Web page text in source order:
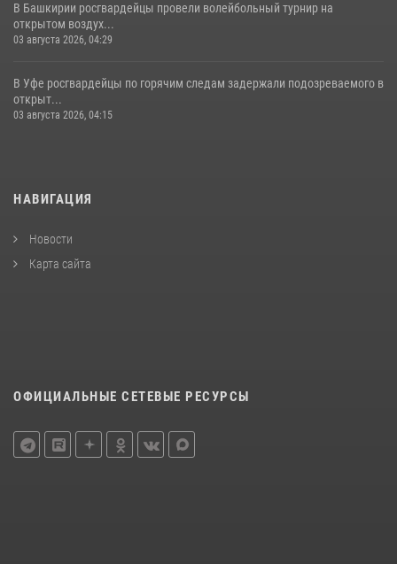
В Башкирии росгвардейцы провели волейбольный турнир на
открытом воздух...
03 августа 2026, 04:29
В Уфе росгвардейцы по горячим следам задержали подозреваемого в
открыт...
03 августа 2026, 04:15
НАВИГАЦИЯ
Новости
Карта сайта
ОФИЦИАЛЬНЫЕ СЕТЕВЫЕ РЕСУРСЫ